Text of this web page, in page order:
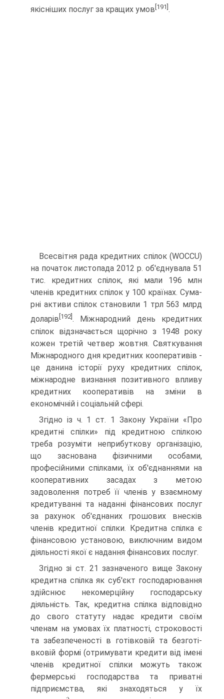
якісніших послуг за кращих умов [191] .
Всесвітня рада кредитних спілок (WOCCU)
на початок листопада 2012 р. об'єднувала 51
тис. кредитних спілок, які мали 196 млн
членів кредитних спілок у 100 країнах. Сума­
рні активи спілок становили 1 трл 563 млрд
доларів [192]. Між­народний день кредитних
спілок відзначається щорічно з 1948 року
кожен третій четвер жовтня. Святкування
Між­народного дня кредитних кооперативів -
це данина історії руху кредитних спілок,
міжнародне визнання позитивного впливу
кредитних кооперативів на зміни в
економічній і соціальній сфері.
Згідно із ч. 1 ст. 1 Закону України «Про
кредитні спілки» під кредитною спілкою
треба розуміти неприбуткову органі­зацію,
що заснована фізичними особами,
професійними спілками, їх об'єднаннями на
кооперативних засадах з ме­тою
задоволення потреб її членів у взаємному
кредитуванні та наданні фінансових послуг
за рахунок об'єднаних грошо­вих внесків
членів кредитної спілки. Кредитна спілка є
фі­нансовою установою, виключним видом
діяльності якої є надання фінансових послуг.
Згідно зі ст. 21 зазначеного вище Закону
кредитна спіл­ка як суб'єкт господарювання
здійснює некомерційну гос­подарську
діяльність. Так, кредитна спілка відповідно
до свого статуту надає кредити своїм
членам на умовах їх пла­тності, строковості
та забезпеченості в готівковій та безготі­
вковій формі (отримувати кредити від імені
членів кредит­ної спілки можуть також
фермерські господарства та приватні
підприємства, які знаходяться у їх